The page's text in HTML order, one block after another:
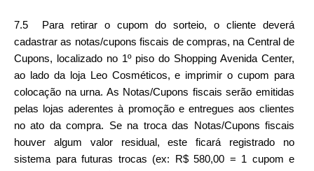
7.5  Para retirar o cupom do sorteio, o cliente deverá
cadastrar as notas/cupons fiscais de compras, na Central de
Cupons, localizado no 1º piso do Shopping Avenida Center,
ao lado da loja Leo Cosméticos, e imprimir o cupom para
colocação na urna. As Notas/Cupons fiscais serão emitidas
pelas lojas aderentes à promoção e entregues aos clientes
no ato da compra. Se na troca das Notas/Cupons fiscais
houver algum valor residual, este ficará registrado no
sistema para futuras trocas (ex: R$ 580,00 = 1 cupom e